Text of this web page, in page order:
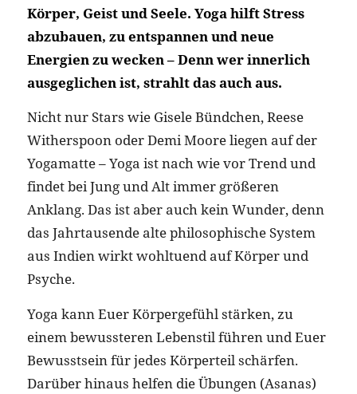
Körper, Geist und Seele. Yoga hilft Stress
abzubauen, zu entspannen und neue
Energien zu wecken – Denn wer innerlich
ausgeglichen ist, strahlt das auch aus.
Nicht nur Stars wie Gisele Bündchen, Reese
Witherspoon oder Demi Moore liegen auf der
Yogamatte – Yoga ist nach wie vor Trend und
findet bei Jung und Alt immer größeren
Anklang. Das ist aber auch kein Wunder, denn
das Jahrtausende alte philosophische System
aus Indien wirkt wohltuend auf Körper und
Psyche.
Yoga kann Euer Körpergefühl stärken, zu
einem bewussteren Lebenstil führen und Euer
Bewusstsein für jedes Körperteil schärfen.
Darüber hinaus helfen die Übungen (Asanas)